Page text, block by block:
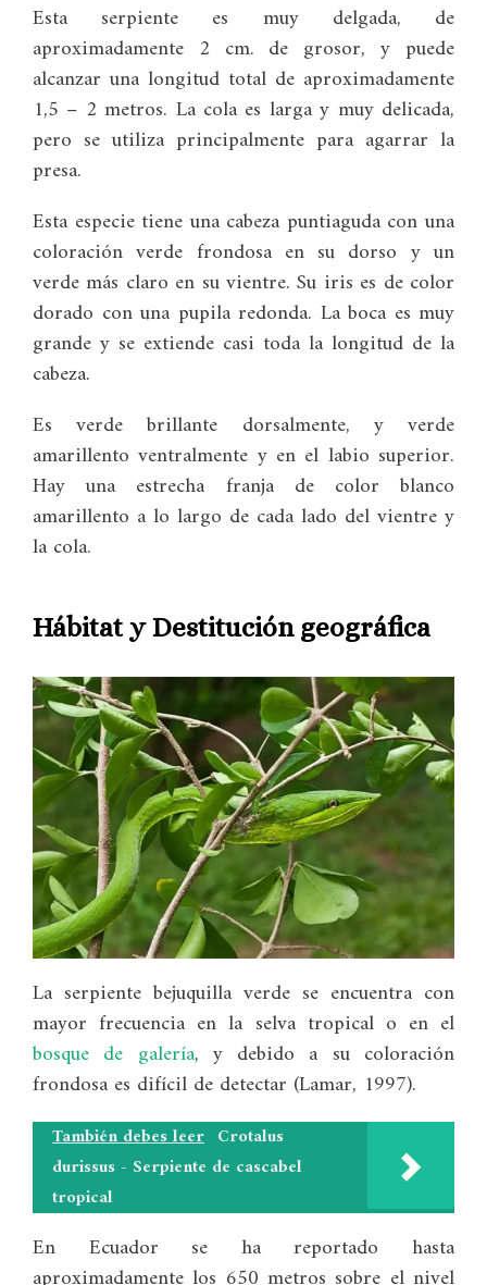
Esta serpiente es muy delgada, de
aproximadamente 2 cm. de grosor, y puede
alcanzar una longitud total de aproximadamente
1,5 – 2 metros. La cola es larga y muy delicada,
pero se utiliza principalmente para agarrar la
presa.
Esta especie tiene una cabeza puntiaguda con una
coloración verde frondosa en su dorso y un
verde más claro en su vientre. Su iris es de color
dorado con una pupila redonda. La boca es muy
grande y se extiende casi toda la longitud de la
cabeza.
Es verde brillante dorsalmente, y verde
amarillento ventralmente y en el labio superior.
Hay una estrecha franja de color blanco
amarillento a lo largo de cada lado del vientre y
la cola.
Hábitat y Destitución geográfica
La serpiente bejuquilla verde se encuentra con
mayor frecuencia en la selva tropical o en el
bosque de galería, y debido a su coloración
frondosa es difícil de detectar (Lamar, 1997).
También debes leer Crotalus
durissus - Serpiente de cascabel
tropical
En Ecuador se ha reportado hasta